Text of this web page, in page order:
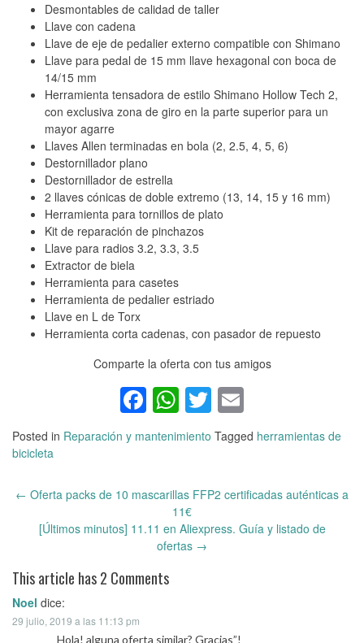
Desmontables de calidad de taller
Llave con cadena
Llave de eje de pedalier externo compatible con Shimano
Llave para pedal de 15 mm llave hexagonal con boca de
14/15 mm
Herramienta tensadora de estilo Shimano Hollow Tech 2,
con exclusiva zona de giro en la parte superior para un
mayor agarre
Llaves Allen terminadas en bola (2, 2.5, 4, 5, 6)
Destornillador plano
Destornillador de estrella
2 llaves cónicas de doble extremo (13, 14, 15 y 16 mm)
Herramienta para tornillos de plato
Kit de reparación de pinchazos
Llave para radios 3.2, 3.3, 3.5
Extractor de biela
Herramienta para casetes
Herramienta de pedalier estriado
Llave en L de Torx
Herramienta corta cadenas, con pasador de repuesto
Comparte la oferta con tus amigos
Facebook
WhatsApp
Twitter
Posted in Reparación y mantenimiento Tagged herramientas de
bicicleta
navigation
← Oferta packs de 10 mascarillas FFP2 certificadas auténticas a
11€
[Últimos minutos] 11.11 en Aliexpress. Guía y listado de
ofertas →
This article has 2 Comments
Noel dice:
29 julio, 2019 a las 11:13 pm
Hola! alguna oferta similar? Gracias”!